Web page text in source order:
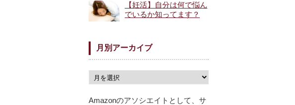
【妊活】自分は何で悩ん
でいるか知ってます？
月別アーカイブ
Amazonのアソシエイトとして、サ